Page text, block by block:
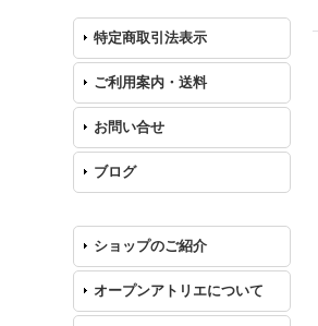
特定商取引法表示
ご利用案内・送料
お問い合せ
ブログ
ショップのご紹介
オープンアトリエについて